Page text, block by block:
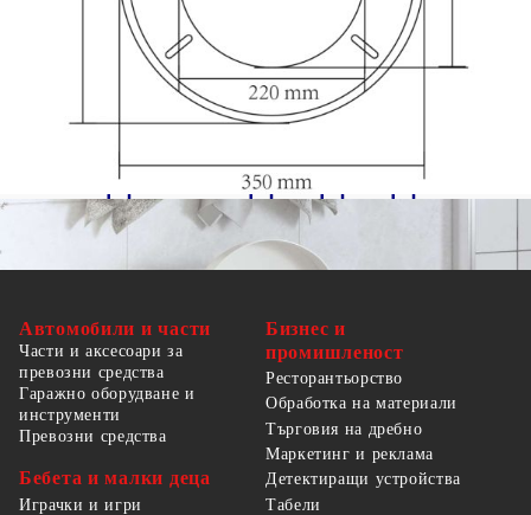
Забележка: Моля, проверете вида и размера
на вашата тоалетна преди да поръчате.
Автомобили и части
Части и аксесоари за
превозни средства
Гаражно оборудване и
инструменти
Превозни средства
Бебета и малки деца
Играчки и игри
Бизнес и
промишленост
Ресторантьорство
Обработка на материали
Търговия на дребно
Маркетинг и реклама
Детектиращи устройства
Табели